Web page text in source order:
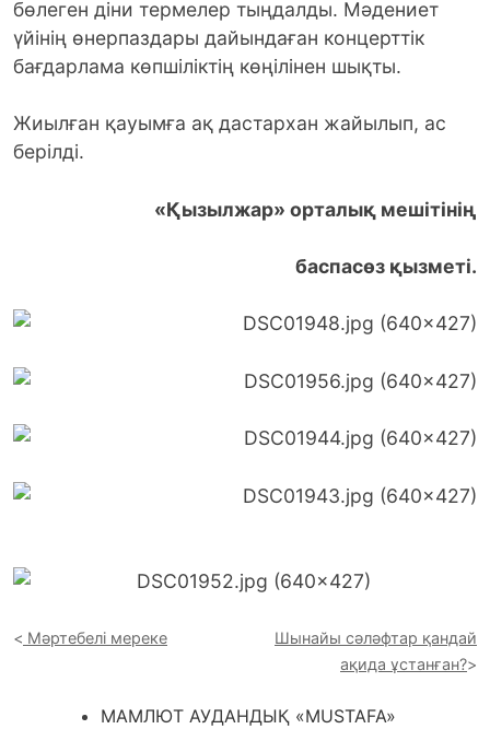
бөлеген діни термелер тыңдалды. Мәдениет
үйінің өнерпаздары дайындаған концерттік
бағдарлама көпшіліктің көңілінен шықты.
Жиылған қауымға ақ дастархан жайылып, ас
берілді.
«Қызылжар» орталық мешітінің
баспасөз қызметі.
Мәртебелі мереке
Шынайы сәләфтар қандай
ақида ұстанған?
МАМЛЮТ АУДАНДЫҚ «MUSTAFA»